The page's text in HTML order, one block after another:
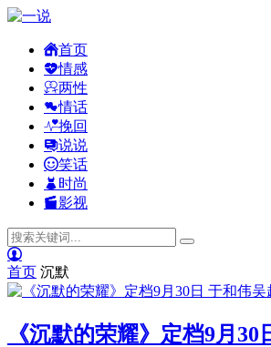
首页
情感
两性
情话
挽回
说说
笑话
时尚
影视
首页 沉默
《沉默的荣耀》定档9月